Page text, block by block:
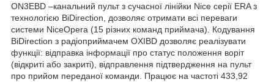
ON3EBD –канальний пульт з сучасної лінійки Nice серії ERA з
технологією BiDirection, дозволяє отримати всі переваги
системи NiceOpera (15 різних команд приймача). Кодування
BiDirection з радіоприймачем OXIBD дозволяє реалізувати
функції: відправка інформації про статус положення воріт
(відкриті або закриті), відправлення підтвердження на пульт
про прийом переданої команди. Працює на частоті 433,92